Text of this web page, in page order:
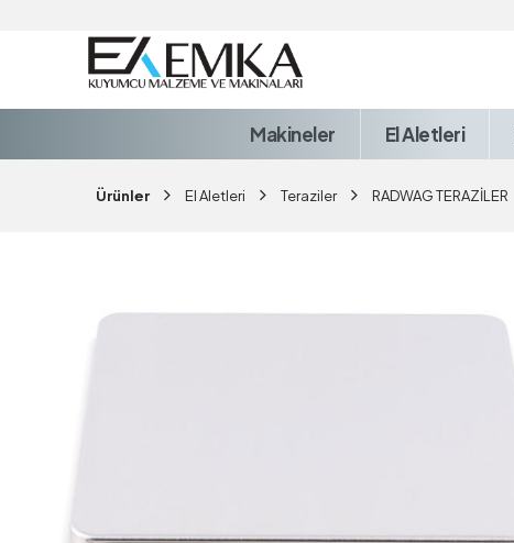
Makineler El Aletleri
Ürünler El Aletleri Teraziler RADWAG TERAZİLER